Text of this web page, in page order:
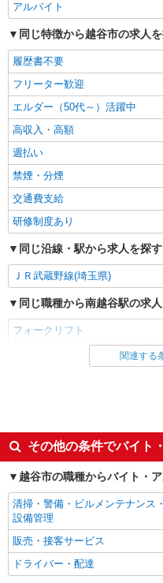
アルバイト
同じ特徴から越谷市の求人
履歴書不要
フリーター歓迎
エルダー（50代～）活躍中
高収入・高額
週払い
禁煙・分煙
交通費支給
研修制度あり
同じ沿線・駅から求人を探す
ＪＲ武蔵野線(埼玉県)
同じ職種から南越谷駅の求
フォークリフト
同じ雇用形態から南越谷駅
履歴書不要
フリーター歓迎
エルダー（50代～）活躍中
高収入・高額
週払い
禁煙・分煙
交通費支給
関連する
その他の条件でバイト
越谷市の職種からバイト・
清掃・警備・ビルメンテナンス・
設備管理
販売・接客サービス
ドライバー・配達